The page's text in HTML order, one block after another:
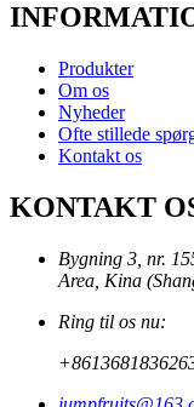
Produkter
Om os
Nyheder
Ofte stillede
Kontakt os
KONTAKT
Bygning 3, nr.
Area, Kina
Ring til os nu: